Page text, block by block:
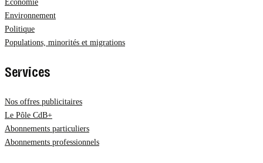
Economie
Environnement
Politique
Populations, minorités et migrations
Services
Nos offres publicitaires
Le Pôle CdB+
Abonnements particuliers
Abonnements professionnels